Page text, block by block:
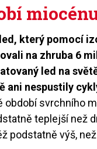
který pomocí
na zhruba 6
led na
ani nespustily
období svrchního
teplejší než
podstatně výš,